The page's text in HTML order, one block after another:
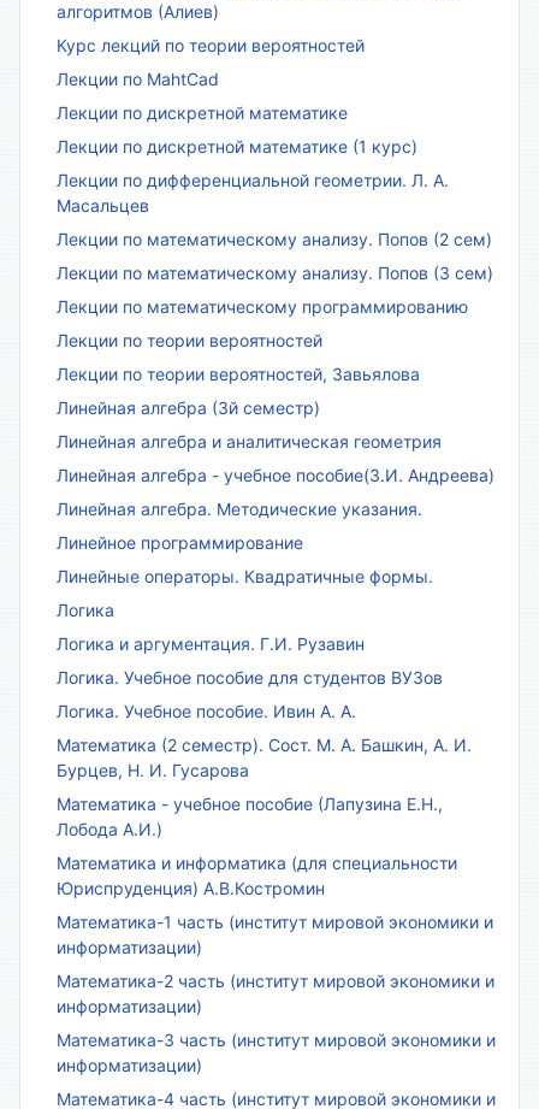
алгоритмов (Алиев)
Курс лекций по теории вероятностей
Лекции по MahtCad
Лекции по дискретной математике
Лекции по дискретной математике (1 курс)
Лекции по дифференциальной геометрии. Л. А.
Масальцев
Лекции по математическому анализу. Попов (2 сем)
Лекции по математическому анализу. Попов (3 сем)
Лекции по математическому программированию
Лекции по теории вероятностей
Лекции по теории вероятностей, Завьялова
Линейная алгебра (3й семестр)
Линейная алгебра и аналитическая геометрия
Линейная алгебра - учебное пособие(З.И. Андреева)
Линейная алгебра. Методические указания.
Линейное программирование
Линейные операторы. Квадратичные формы.
Логика
Логика и аргументация. Г.И. Рузавин
Логика. Учебное пособие для студентов ВУЗов
Логика. Учебное пособие. Ивин А. А.
Математика (2 семестр). Сост. М. А. Башкин, А. И.
Бурцев, Н. И. Гусарова
Математика - учебное пособие (Лапузина Е.Н.,
Лобода А.И.)
Математика и информатика (для специальности
Юриспруденция) А.В.Костромин
Математика-1 часть (институт мировой экономики и
информатизации)
Математика-2 часть (институт мировой экономики и
информатизации)
Математика-3 часть (институт мировой экономики и
информатизации)
Математика-4 часть (институт мировой экономики и